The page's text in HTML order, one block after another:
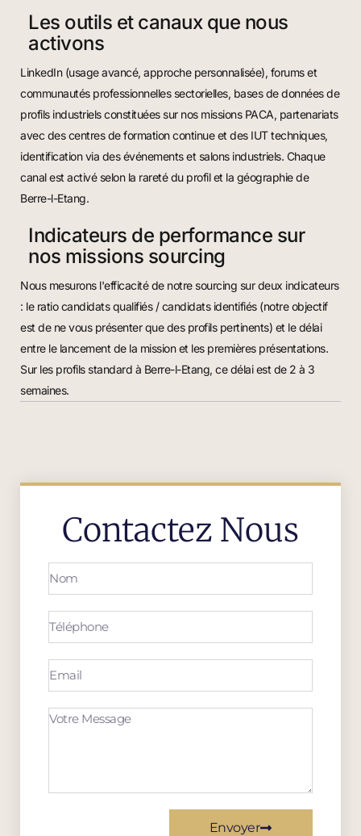
Les outils et canaux que nous
activons
LinkedIn (usage avancé, approche personnalisée), forums et
communautés professionnelles sectorielles, bases de données de
profils industriels constituées sur nos missions PACA, partenariats
avec des centres de formation continue et des IUT techniques,
identification via des événements et salons industriels. Chaque
canal est activé selon la rareté du profil et la géographie de
Berre-l-Etang.
Indicateurs de performance sur
nos missions sourcing
Nous mesurons l'efficacité de notre sourcing sur deux indicateurs
: le ratio candidats qualifiés / candidats identifiés (notre objectif
est de ne vous présenter que des profils pertinents) et le délai
entre le lancement de la mission et les premières présentations.
Sur les profils standard à Berre-l-Etang, ce délai est de 2 à 3
semaines.
Contactez Nous
Envoyer